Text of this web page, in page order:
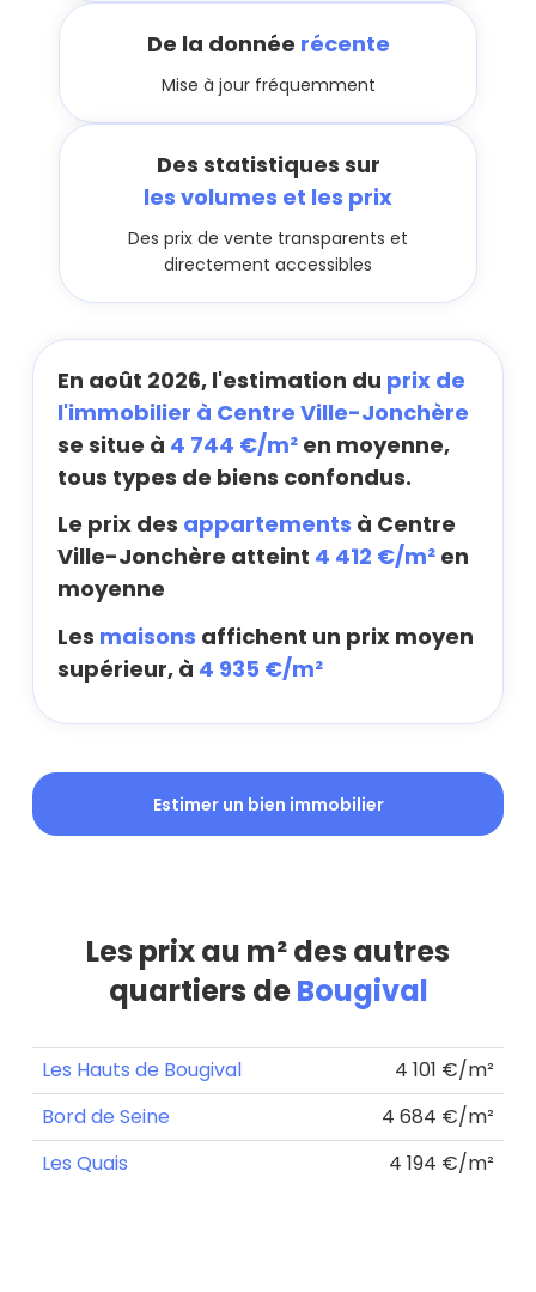
De la donnée récente
Mise à jour fréquemment
Des statistiques sur
les volumes et les prix
Des prix de vente transparents et
directement accessibles
En août 2026, l'estimation du prix de
l'immobilier à Centre Ville-Jonchère
se situe à 4 744 €/m² en moyenne,
tous types de biens confondus.
Le prix des appartements à Centre
Ville-Jonchère atteint 4 412 €/m² en
moyenne
Les maisons affichent un prix moyen
supérieur, à 4 935 €/m²
Estimer un bien immobilier
Les prix au m² des autres
quartiers deBougival
Les Hauts de Bougival
4 101 €/m²
Bord de Seine
4 684 €/m²
Les Quais
4 194 €/m²